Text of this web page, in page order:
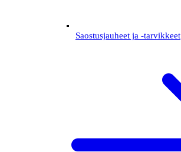
Saostusjauheet ja -tarvikkeet